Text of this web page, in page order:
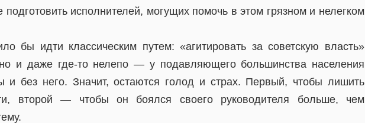
подготовить исполнителей, могущих помочь в этом грязном и нелегком
бы идти классическим путем: «агитировать за советскую власть»
и даже где-то нелепо — у подавляющего большинства населения
и без него. Значит, остаются голод и страх. Первый, чтобы лишить
второй — чтобы он боялся своего руководителя больше, чем